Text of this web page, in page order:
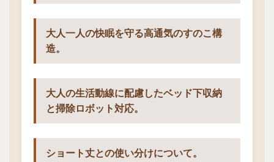
大人一人の快眠を守る高通気のすのこ構
造。
大人の生活動線に配慮したベッド下収納
と掃除ロボット対応。
ショート丈との使い分けについて。